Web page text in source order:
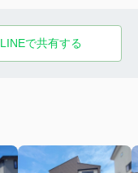
LINEで共有する